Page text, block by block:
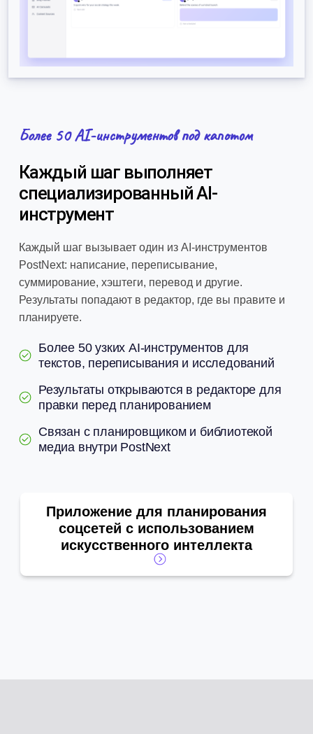
Более 50 AI-инструментов под капотом
Каждый шаг выполняет
специализированный AI-
инструмент
Каждый шаг вызывает один из AI-инструментов
PostNext: написание, переписывание,
суммирование, хэштеги, перевод и другие.
Результаты попадают в редактор, где вы правите и
планируете.
Более 50 узких AI-инструментов для
текстов, переписывания и исследований
Результаты открываются в редакторе для
правки перед планированием
Связан с планировщиком и библиотекой
медиа внутри PostNext
Приложение для планирования
соцсетей с использованием
искусственного интеллекта